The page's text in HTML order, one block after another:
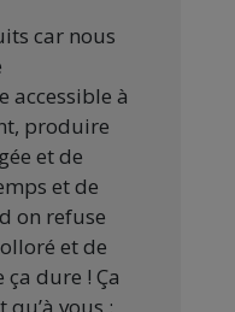
car nous
accessible à
produire
et de
et de
on refuse
et de
dure ! Ça
vous :